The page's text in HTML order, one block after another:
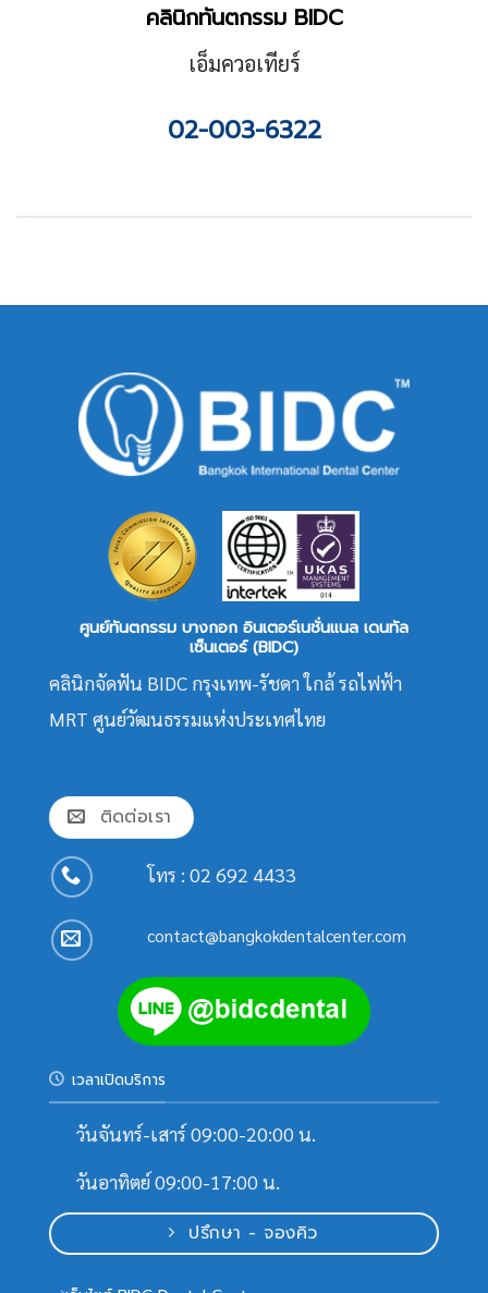
คลินิกทันตกรรม BIDC
เอ็มควอเทียร์
02-003-6322
ศูนย์ทันตกรรม บางกอก อินเตอร์เนชั่นแนล เดนทัล
เซ็นเตอร์ (BIDC)
คลินิกจัดฟัน BIDC กรุงเทพ-รัชดา ใกล้ รถไฟฟ้า
MRT ศูนย์วัฒนธรรมแห่งประเทศไทย
ติดต่อเรา
โทร : 02 692 4433
contact@bangkokdentalcenter.com
เวลาเปิดบริการ
วันจันทร์-เสาร์ 09:00-20:00 น.
วันอาทิตย์ 09:00-17:00 น.
ปรึกษา - จองคิว